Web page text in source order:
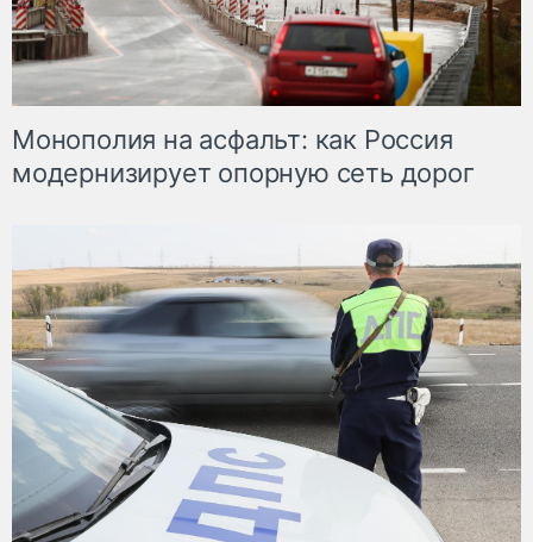
Монополия на асфальт: как Россия
модернизирует опорную сеть дорог